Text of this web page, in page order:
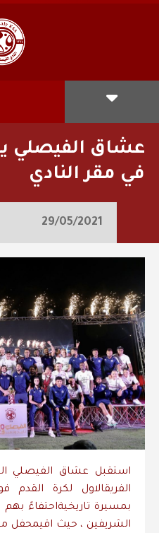
عشاق الفيصلي
في مقر النادي
29/05/2021
استقبل عشاق الفيصلي
الفريقالاول لكرة القدم
بمسيرة تاريخيةاحتفاءً بهم
الشريفين ، حيث اقيمحفل